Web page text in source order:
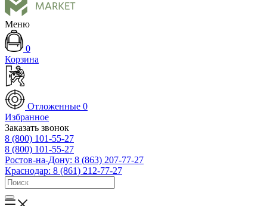
Меню
0
Корзина
Отложенные 0
Избранное
Заказать звонок
8 (800) 101-55-27
8 (800) 101-55-27
Ростов-на-Дону: 8 (863) 207-77-27
Краснодар: 8 (861) 212-77-27